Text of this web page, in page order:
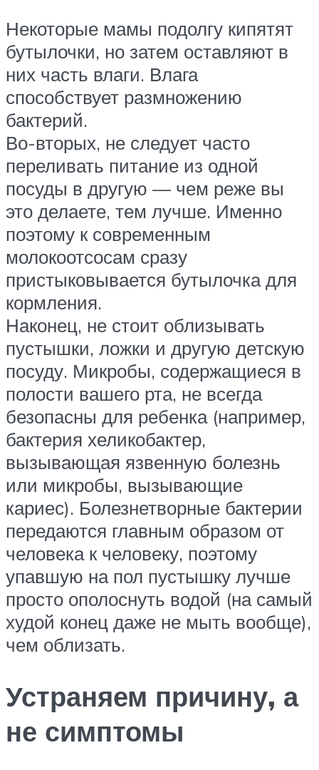
Некоторые мамы подолгу кипятят
бутылочки, но затем оставляют в
них часть влаги. Влага
способствует размножению
бактерий.
Во-вторых, не следует часто
переливать питание из одной
посуды в другую — чем реже вы
это делаете, тем лучше. Именно
поэтому к современным
молокоотсосам сразу
пристыковывается бутылочка для
кормления.
Наконец, не стоит облизывать
пустышки, ложки и другую детскую
посуду. Микробы, содержащиеся в
полости вашего рта, не всегда
безопасны для ребенка (например,
бактерия хеликобактер,
вызывающая язвенную болезнь
или микробы, вызывающие
кариес). Болезнетворные бактерии
передаются главным образом от
человека к человеку, поэтому
упавшую на пол пустышку лучше
просто ополоснуть водой (на самый
худой конец даже не мыть вообще),
чем облизать.
Устраняем причину, а
не симптомы